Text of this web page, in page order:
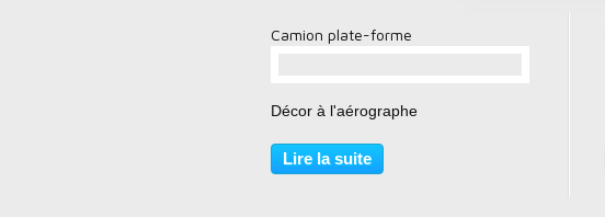
Camion plate-forme
Décor à l'aérographe
Lire la suite